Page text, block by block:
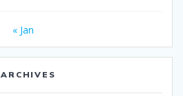
« Jan
ARCHIVES